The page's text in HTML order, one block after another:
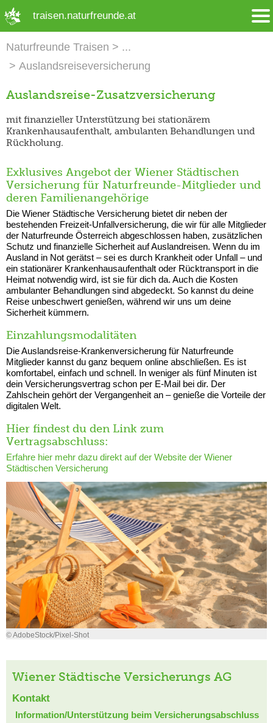
traisen.naturfreunde.at
Naturfreunde Traisen
Auslandsreiseversicherung
Auslandsreise-Zusatzversicherung
mit finanzieller Unterstützung bei stationärem
Krankenhausaufenthalt, ambulanten Behandlungen und
Rückholung.
Exklusives Angebot der Wiener Städtischen
Versicherung für Naturfreunde-Mitglieder und
deren Familienangehörige
Die Wiener Städtische Versicherung bietet dir neben der
bestehenden Freizeit-Unfallversicherung, die wir für alle Mitglieder
der Naturfreunde Österreich abgeschlossen haben, zusätzlichen
Schutz und finanzielle Sicherheit auf Auslandreisen. Wenn du im
Ausland in Not gerätst – sei es durch Krankheit oder Unfall – und
ein stationärer Krankenhausaufenthalt oder Rücktransport in die
Heimat notwendig wird, ist sie für dich da. Auch die Kosten
ambulanter Behandlungen sind abgedeckt. So kannst du deine
Reise unbeschwert genießen, während wir uns um deine
Sicherheit kümmern.
Einzahlungsmodalitäten
Die Auslandsreise-Krankenversicherung für Naturfreunde
Mitglieder kannst du ganz bequem online abschließen. Es ist
komfortabel, einfach und schnell. In weniger als fünf Minuten ist
dein Versicherungsvertrag schon per E-Mail bei dir. Der
Zahlschein gehört der Vergangenheit an – genieße die Vorteile der
digitalen Welt.
Hier findest du den Link zum
Vertragsabschluss:
Erfahre hier mehr dazu direkt auf der Website der Wiener
Städtischen Versicherung
© AdobeStock/Pixel-Shot
Wiener Städtische Versicherungs AG
Kontakt
Information/Unterstützung beim Versicherungsabschluss